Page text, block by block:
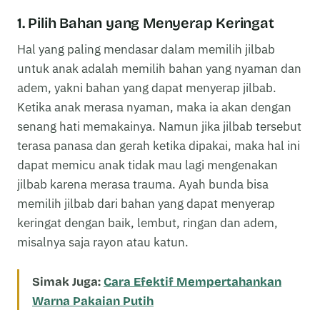
1. Pilih Bahan yang Menyerap Keringat
Hal yang paling mendasar dalam memilih jilbab
untuk anak adalah memilih bahan yang nyaman dan
adem, yakni bahan yang dapat menyerap jilbab.
Ketika anak merasa nyaman, maka ia akan dengan
senang hati memakainya. Namun jika jilbab tersebut
terasa panasa dan gerah ketika dipakai, maka hal ini
dapat memicu anak tidak mau lagi mengenakan
jilbab karena merasa trauma. Ayah bunda bisa
memilih jilbab dari bahan yang dapat menyerap
keringat dengan baik, lembut, ringan dan adem,
misalnya saja rayon atau katun.
Simak Juga: Cara Efektif Mempertahankan
Warna Pakaian Putih